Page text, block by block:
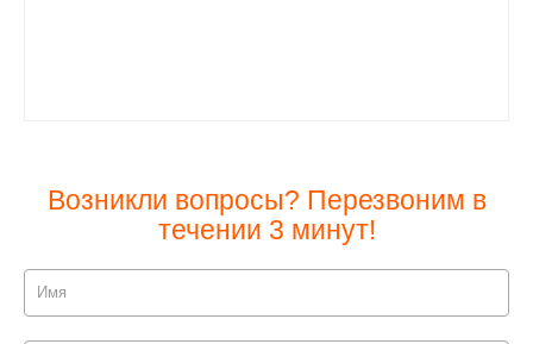
Возникли вопросы? Перезвоним в
течении 3 минут!